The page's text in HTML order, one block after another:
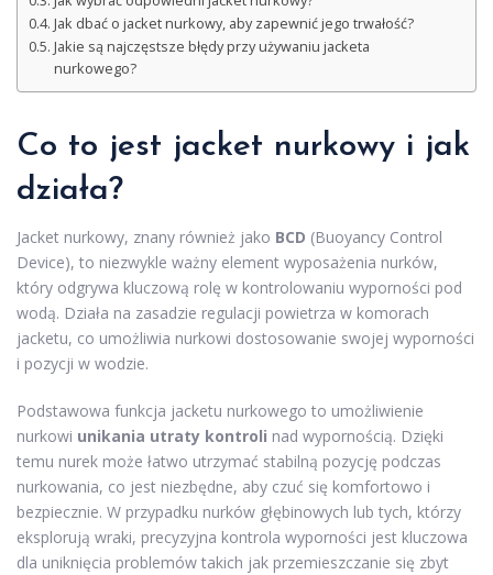
Jak dbać o jacket nurkowy, aby zapewnić jego trwałość?
Jakie są najczęstsze błędy przy używaniu jacketa
nurkowego?
Co to jest jacket nurkowy i jak
działa?
Jacket nurkowy, znany również jako BCD (Buoyancy Control
Device), to niezwykle ważny element wyposażenia nurków,
który odgrywa kluczową rolę w kontrolowaniu wyporności pod
wodą. Działa na zasadzie regulacji powietrza w komorach
jacketu, co umożliwia nurkowi dostosowanie swojej wyporności
i pozycji w wodzie.
Podstawowa funkcja jacketu nurkowego to umożliwienie
nurkowi unikania utraty kontroli nad wypornością. Dzięki
temu nurek może łatwo utrzymać stabilną pozycję podczas
nurkowania, co jest niezbędne, aby czuć się komfortowo i
bezpiecznie. W przypadku nurków głębinowych lub tych, którzy
eksplorują wraki, precyzyjna kontrola wyporności jest kluczowa
dla uniknięcia problemów takich jak przemieszczanie się zbyt